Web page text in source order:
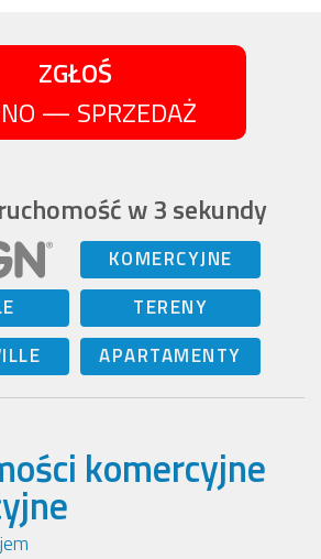
ZGŁOŚ
— SPRZEDAŻ
w 3 sekundy
KOMERCYJNE
TERENY
APARTAMENTY
komercyjne